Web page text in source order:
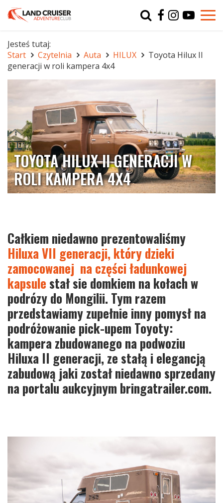
Jesteś tutaj:
Start
Czytelnia Auta HILUX
Toyota Hilux II
generacji w roli kampera 4x4
TOYOTA HILUX II GENERACJI W
ROLI KAMPERA 4X4
Całkiem niedawno prezentowaliśmy
Hiluxa VII generacji, który dzieki
zamocowanej na części ładunkowej
kapsulestał sie domkiem na kołach w
podrózy do Mongilii. Tym razem
przedstawiamy zupełnie inny pomysł na
podróżowanie pick-upem Toyoty:
kampera zbudowanego na podwoziu
Hiluxa II generacji, ze stałą i elegancją
zabudową jaki został niedawno sprzedany
na portalu aukcyjnym bringatrailer.com.